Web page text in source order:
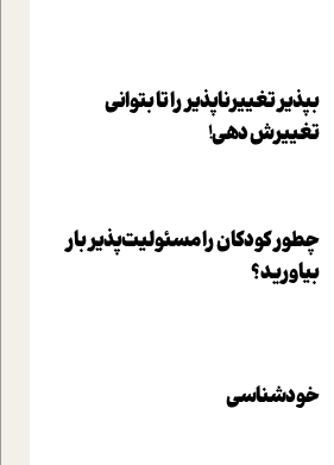
بپذير تغييرناپذير را تا بتواني
تغييرش دهي!‏
چطور کودکان را مسئولیت‌پذیر بار
بیاورید؟
خودشناسی